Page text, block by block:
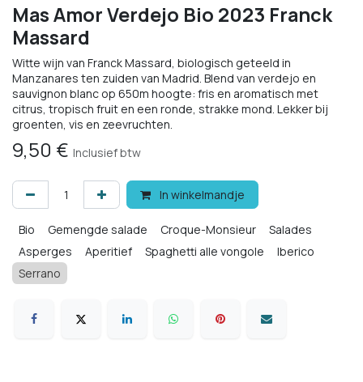
Mas Amor Verdejo Bio 2023 Franck
Massard
Witte wijn van Franck Massard, biologisch geteeld in
Manzanares ten zuiden van Madrid. Blend van verdejo en
sauvignon blanc op 650m hoogte: fris en aromatisch met
citrus, tropisch fruit en een ronde, strakke mond. Lekker bij
groenten, vis en zeevruchten.
9,50 € Inclusief btw
In winkelmandje
Bio Gemengde salade Croque-Monsieur
Salades
Asperges
Aperitief Spaghetti alle vongole
Iberico
Serrano